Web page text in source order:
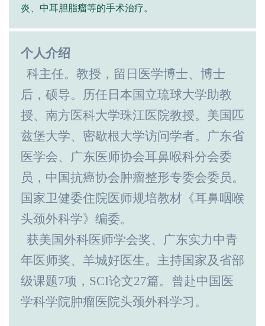
炎、中耳胆脂瘤等的手术治疗。
个人介绍
科主任。教授，留日医学博士、博士
后，硕导。历任日本国立琉球大学助教
授、南方医科大学珠江医院教授。美国匹
兹堡大学、密歇根大学访问学者。广东省
医学会、广东医师协会耳鼻喉科分会委
员，中国抗癌协会肿瘤整形专委会委员。
国家卫健委住院医师规培教材《耳鼻咽喉
头颈外科学》编委。
获美国外科医师学会奖、广东实力中青
年医师奖、羊城好医生。主持国家及省部
级课题7项， SCI论文27篇。 曾赴中国医
学科学院肿瘤医院头颈外科学习。